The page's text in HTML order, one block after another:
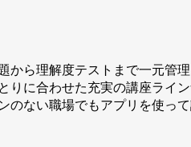
から理解度テストまで一元管理
りに合わせた充実の講座ライ
のない職場でもアプリを使っ